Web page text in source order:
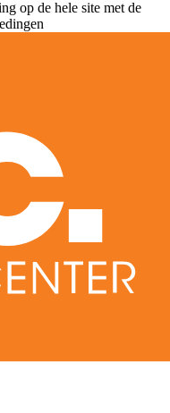
op de hele site met de